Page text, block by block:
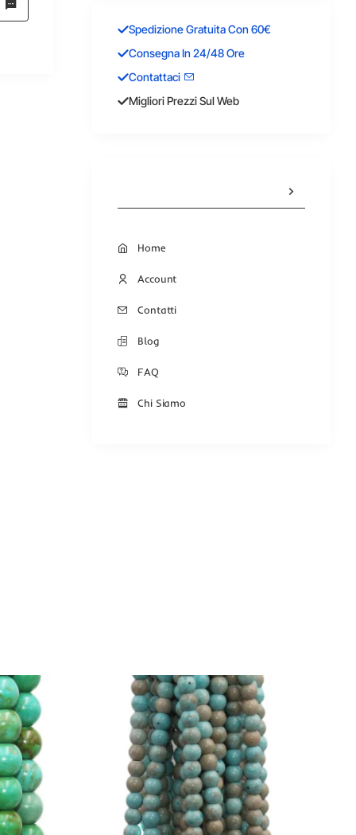
Spedizione Gratuita Con 60€
Consegna In 24/48 Ore
Contattaci
Migliori Prezzi Sul Web
Home
Account
Contatti
Blog
FAQ
Chi Siamo